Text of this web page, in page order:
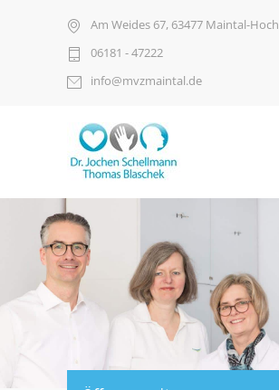
Am Weides 67, 63477 Maintal-
06181 - 47222
info@mvzmaintal.de